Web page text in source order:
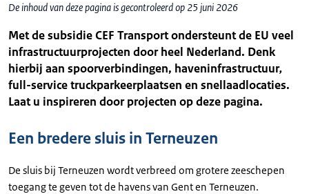
De inhoud van deze pagina is gecontroleerd op 25 juni 2026
Met de subsidie CEF Transport ondersteunt de EU veel
infrastructuurprojecten door heel Nederland. Denk
hierbij aan spoorverbindingen, haveninfrastructuur,
full-service truckparkeerplaatsen en snellaadlocaties.
Laat u inspireren door projecten op deze pagina.
Een bredere sluis in Terneuzen
De sluis bij Terneuzen wordt verbreed om grotere zeeschepen
toegang te geven tot de havens van Gent en Terneuzen.